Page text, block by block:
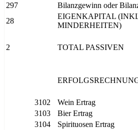
297 Bilanzgewinn oder
28
EIGENKAPITAL
MINDERHEITEN)
2 TOTAL PASSIVEN
3102 Wein Ertrag
3103
Bier Ertrag
3104
Spirituosen Ertrag